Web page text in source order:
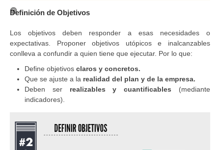
Definición de Objetivos
Los objetivos deben responder a esas necesidades o
expectativas. Proponer objetivos utópicos e inalcanzables
conlleva a confundir a quien tiene que ejecutar. Por lo que:
Define objetivos claros y concretos.
Que se ajuste a la realidad del plan y de la empresa.
Deben ser realizables y cuantificables (mediante
indicadores).